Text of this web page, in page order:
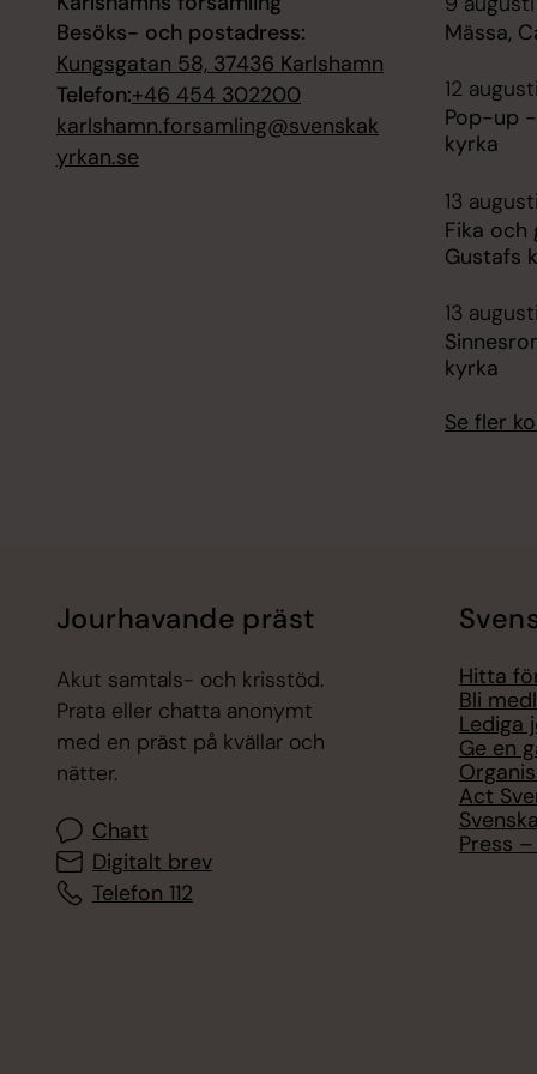
Besöks- och postadress:
Kungsgatan 58, 37436 Karlshamn
Telefon:+46 454 302200
karlshamn.forsamling@svenskak
yrkan.se
Mässa,
12
Pop-up
kyrka
13
Fika och
Gustafs
13
kyrka
Se fler
Jourhavande präst
Akut samtals- och krisstöd.
Prata eller chatta anonymt
med en präst på kvällar och
nätter.
Chatt
Digitalt brev
Telefon 112
Hitta
Bli
Lediga
Ge en
Act
Press